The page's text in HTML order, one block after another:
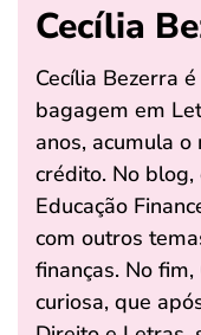
Cecília
Cecília Bezerra
bagagem em
anos, acumula
crédito. No
Educação
com outros
finanças. No
curiosa, que